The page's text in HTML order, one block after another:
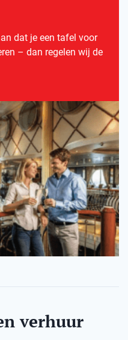
dat je een tafel voor
– dan regelen wij de
verhuur